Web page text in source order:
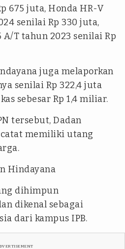
675 juta, Honda HR-V
senilai Rp 330 juta,
A/T tahun 2023 senilai Rp
juga melaporkan
senilai Rp 322,4 juta
sebesar Rp 1,4 miliar.
tersebut, Dadan
memiliki utang
Hindayana
dihimpun
dikenal sebagai
dari kampus IPB.